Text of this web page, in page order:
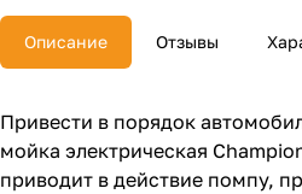
Описание Отзывы
Привести в порядок
мойка электрическая
приводит в действие помпу,